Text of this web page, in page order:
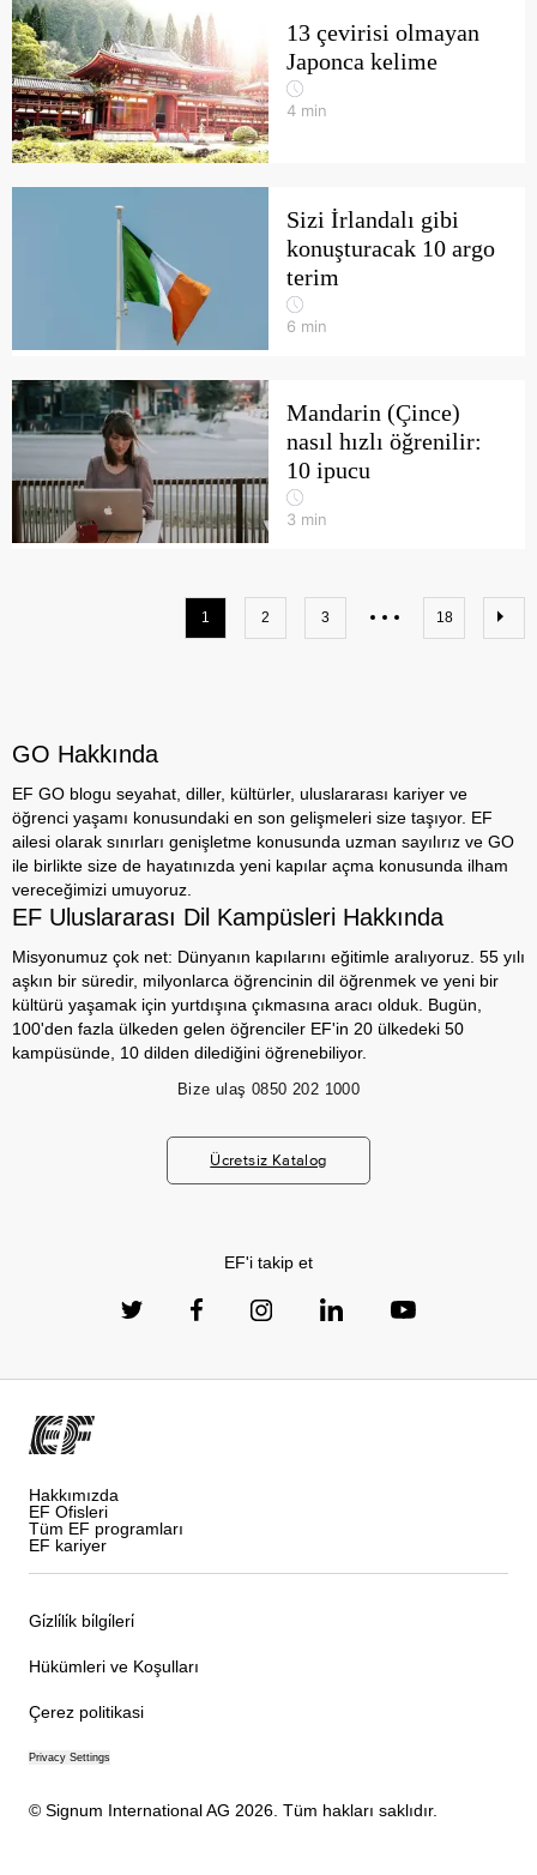
13 çevirisi olmayan
Japonca kelime
4 min
Sizi İrlandalı gibi
konuşturacak 10 argo
terim
6 min
Mandarin (Çince)
nasıl hızlı öğrenilir:
10 ipucu
3 min
1 2 3 18
GO Hakkında
EF GO blogu seyahat, diller, kültürler, uluslararası kariyer ve
öğrenci yaşamı konusundaki en son gelişmeleri size taşıyor. EF
ailesi olarak sınırları genişletme konusunda uzman sayılırız ve GO
ile birlikte size de hayatınızda yeni kapılar açma konusunda ilham
vereceğimizi umuyoruz.
EF Uluslararası Dil Kampüsleri Hakkında
Misyonumuz çok net: Dünyanın kapılarını eğitimle aralıyoruz. 55 yılı
aşkın bir süredir, milyonlarca öğrencinin dil öğrenmek ve yeni bir
kültürü yaşamak için yurtdışına çıkmasına aracı olduk. Bugün,
100'den fazla ülkeden gelen öğrenciler EF'in 20 ülkedeki 50
kampüsünde, 10 dilden dilediğini öğrenebiliyor.
Bize ulaş 0850 202 1000
Ücretsiz Katalog
EF'i takip et
Hakkımızda
EF Ofisleri
Tüm EF programları
EF kariyer
Gi̇zli̇li̇k bi̇lgi̇leri̇
Hükümleri ve Koşulları
Çerez politikasi
Privacy Settings
© Signum International AG 2026. Tüm hakları saklıdır.